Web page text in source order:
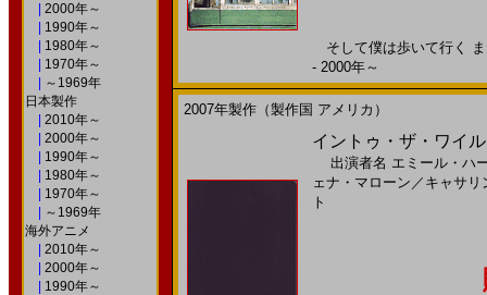
2000年～
1990年～
1980年～
1970年～
～1969年
日本製作
2010年～
2000年～
1990年～
1980年～
1970年～
～1969年
海外アニメ
2010年～
2000年～
1990年～
そして僕は歩いて行く
- 2000年～
2007年製作（製作国 アメリカ）
イントゥ・ザ・ワイ
出演者名 エミール・ハ
ェナ・マローン ／ キャサリ
ト